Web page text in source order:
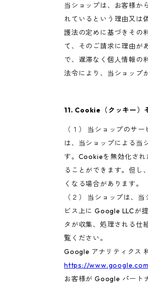
当ショップは、お客様か
れているという理由又は
護法の定めに基づきその
て、そのご請求に理由が
で、遅滞なく個人情報の
法令により、当ショップ
11. Cookie（クッキー）
（１） 当ショップのサ
は、当ショップによる当
す。Cookieを無効化さ
ることができます。但し
くなる場合があります。
（２） 当ショップは、
ビス上に Google LLCが
タが収集、処理される仕
覧ください。
Google アナリティクス
https://
お客様が Google パート